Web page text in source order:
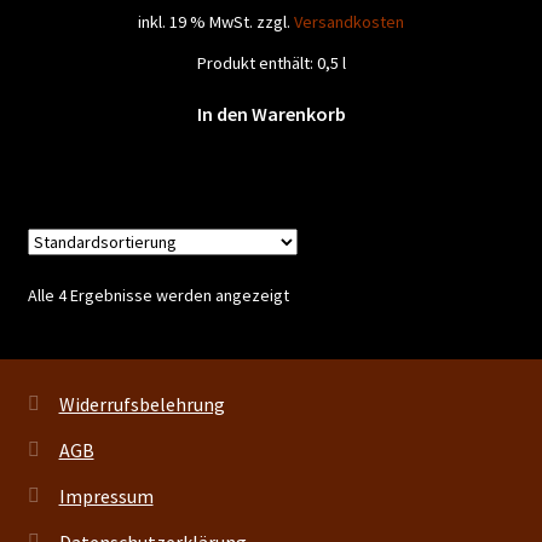
27,90 € 21,95 €.
inkl. 19 % MwSt. zzgl. Versandkosten
Produkt enthält: 0,5 l
In den Warenkorb
Alle 4 Ergebnisse werden angezeigt
Widerrufsbelehrung
AGB
Impressum